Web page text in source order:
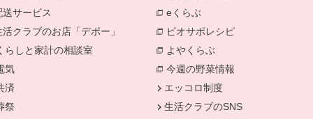
ます。
送サービス
活クラブのお店「デポー」
らしと家計の相談室 別のウィンドウで開きます。
気
済
祭
eくらぶ
ビオサポレシピ
よやくらぶ
今週の野菜情報
エッコロ制度
生活クラブのSNS